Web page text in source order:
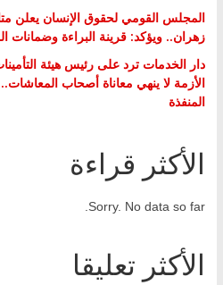
المجلس القومي لحقوق الإنسان يعلن
زهران.. ويؤكد: قرينة البراءة وضمانات
دار الخدمات ترد على رئيس هيئة
الأزمة لا ينهي معاناة أصحاب
المنفذة
الأكثر قراءة
Sorry. No data so far.
الأكثر تعليقا